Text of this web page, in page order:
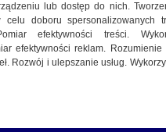
którzy
wolności wypowiedzi
ostro kanclerz
lub dostęp do nich.
celu doboru spersonalizowanych
efektywności treści.
efektywności reklam.
Rozwój i ulepszanie usług.